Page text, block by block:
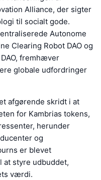
Alliance, der sigter
til socialt gode.
Autonome
Clearing Robot DAO og
fremhæver
globale udfordringer
afgørende skridt i at
for Kambrias tokens,
herunder
og
er blevet
at styre udbuddet,
værdi.